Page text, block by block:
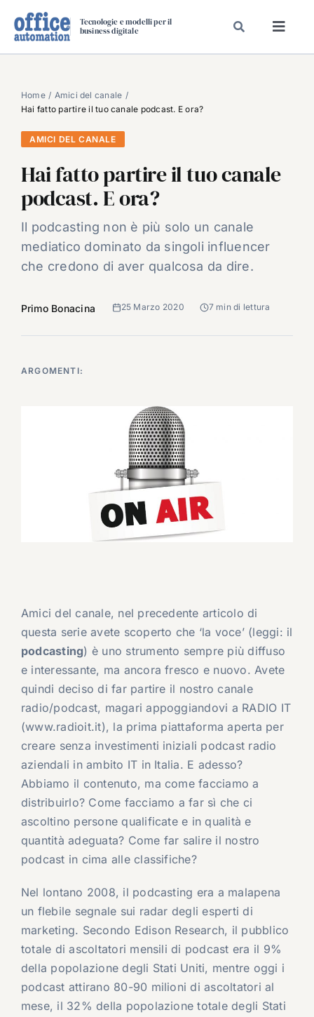
Tecnologie e modelli per il
business digitale
SPECIAL PAPER
TAVOLE ROTONDE DI REDAZIONE
DAL MERCATO
CARRIERE
VIDEO
EVENTI
CHI SIAMO
Home
Amici del canale
Hai fatto partire il tuo canale podcast. E ora?
AMICI DEL CANALE
Hai fatto partire il tuo canale
podcast. E ora?
Il podcasting non è più solo un canale
mediatico dominato da singoli influencer
che credono di aver qualcosa da dire.
Primo Bonacina 25 Marzo 2020 7 min di lettura
ARGOMENTI:
Amici del canale, nel precedente articolo di
questa serie avete scoperto che ‘la voce’ (leggi: il
podcasting) è uno strumento sempre più diffuso
e interessante, ma ancora fresco e nuovo. Avete
quindi deciso di far partire il nostro canale
radio/podcast, magari appoggiandovi a RADIO IT
(www.radioit.it), la prima piattaforma aperta per
creare senza investimenti iniziali podcast radio
aziendali in ambito IT in Italia. E adesso?
Abbiamo il contenuto, ma come facciamo a
distribuirlo? Come facciamo a far sì che ci
ascoltino persone qualificate e in qualità e
quantità adeguata? Come far salire il nostro
podcast in cima alle classifiche?
Nel lontano 2008, il podcasting era a malapena
un flebile segnale sui radar degli esperti di
marketing. Secondo Edison Research, il pubblico
totale di ascoltatori mensili di podcast era il 9%
della popolazione degli Stati Uniti, mentre oggi i
podcast attirano 80-90 milioni di ascoltatori al
mese, il 32% della popolazione totale degli Stati